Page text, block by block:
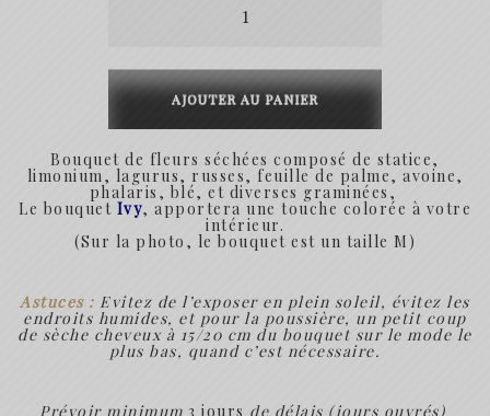
Ivy
AJOUTER AU PANIER
Bouquet de fleurs séchées composé de statice,
limonium, lagurus, russes, feuille de palme, avoine,
phalaris, blé, et diverses graminées,
Le bouquet Ivy, apportera une touche colorée à votre
intérieur.
(Sur la photo, le bouquet est un taille M)
Astuces : Evitez de l’exposer en plein soleil, évitez les
endroits humides, et pour la poussière, un petit coup
de sèche cheveux à 15/20 cm du bouquet sur le mode le
plus bas, quand c’est nécessaire.
Prévoir minimum3 jours de délais (jours ouvrés)